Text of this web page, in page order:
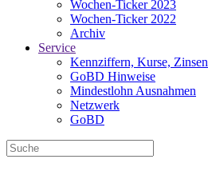
Wochen-Ticker 2023
Wochen-Ticker 2022
Archiv
Service
Kennziffern, Kurse, Zinsen
GoBD Hinweise
Mindestlohn Ausnahmen
Netzwerk
GoBD